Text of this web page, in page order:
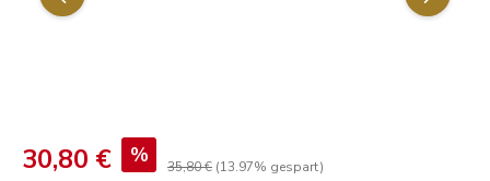
30,80 € % 35,80 € (13.97% gespart)